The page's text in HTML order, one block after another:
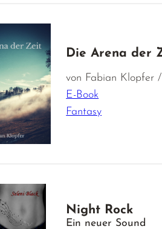
Die Arena der
von Fabian Klopfer
E-Book
Fantasy
Night Rock
Ein neuer Sound